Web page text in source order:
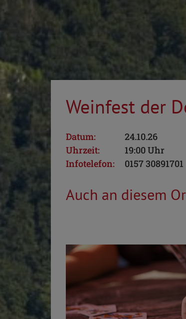
Weinfest der
Datum:
24.10.26
Uhrzeit:
19:00 Uhr
Infotelefon:
0157 30891701
Auch an diesem